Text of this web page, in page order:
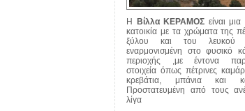
Η Βίλλα ΚΕΡΑΜΟΣ είναι
κατοικία με τα χρώματα της
ξύλου και του λευκού
εναρμονισμένη στο φυσικό
περιοχής ,με έντονα
στοιχεία όπως πέτρινες
κρεβάτια, μπάνια και
Προστατευμένη από τους
λίγα